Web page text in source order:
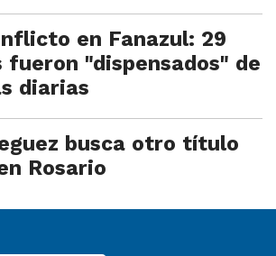
en Fanazul: 29
fueron "dispensados" de
diarias
busca otro título
Rosario